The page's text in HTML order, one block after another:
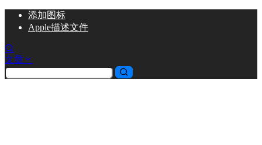
添加图标
Apple描述文件
文章